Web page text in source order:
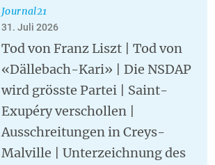
Journal21
31. Juli 2026
Tod von Franz Liszt | Tod von
«Dällebach-Kari» | Die NSDAP
wird grösste Partei | Saint-
Exupéry verschollen |
Ausschreitungen in Creys-
Malville | Unterzeichnung des